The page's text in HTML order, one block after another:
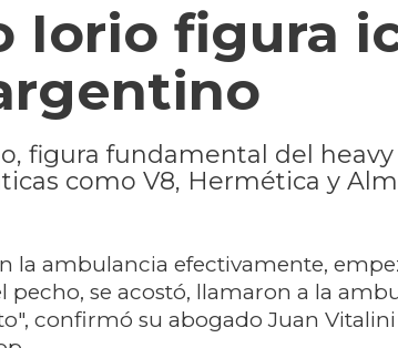
Iorio figura
figura fundamental del
como V8, Hermética y
la ambulancia efectivamente,
pecho, se acostó, llamaron a la
confirmó su abogado Juan